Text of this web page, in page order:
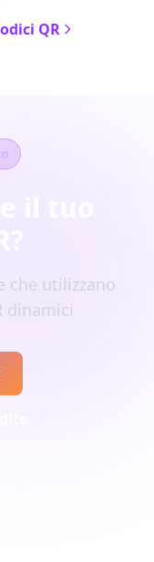
QR
che utilizzano
dinamici